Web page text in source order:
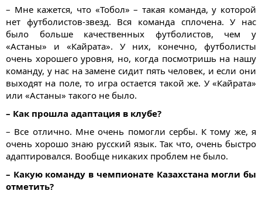
– Мне кажется, что «Тобол» – такая команда, у которой
нет футболистов-звезд. Вся команда сплочена. У нас
было больше качественных футболистов, чем у
«Астаны» и «Кайрата». У них, конечно, футболисты
очень хорошего уровня, но, когда посмотришь на нашу
команду, у нас на замене сидит пять человек, и если они
выходят на поле, то игра остается такой же. У «Кайрата»
или «Астаны» такого не было.
– Как прошла адаптация в клубе?
– Все отлично. Мне очень помогли сербы. К тому же, я
очень хорошо знаю русский язык. Так что, очень быстро
адаптировался. Вообще никаких проблем не было.
– Какую команду в чемпионате Казахстана могли бы
отметить?